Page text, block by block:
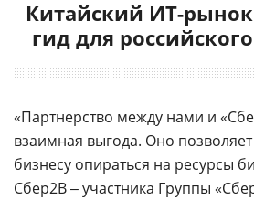
Китайский ИТ-рынок
гид для
«Партнерство между нами и
взаимная выгода. Оно
бизнесу опираться на ресурсы
Сбер2B ‒ участника Группы